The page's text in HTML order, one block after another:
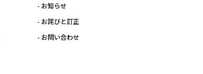
- お知らせ
- お詫びと訂正
- お問い合わせ